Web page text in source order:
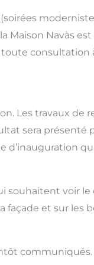
Maison Navàs
consultation
Les travaux de
sera présenté
d’inauguration
souhaitent voir
et sur les
communiqués.